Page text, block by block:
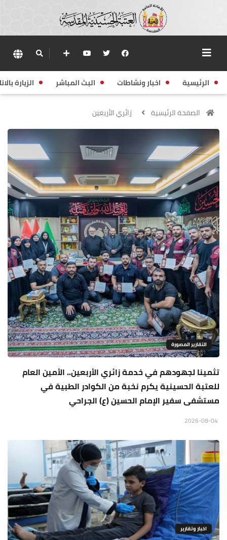
الرئيسية اخبار ونشاطات البث المباشر الزيارة
الصفحة الرئيسية زائري الأربعين
التقارير المصورة
تثمينا لجهودهم في خدمة زائري الأربعين.. الأمين العام
للعتبة الحسينية يكرم نخبة من الكوادر الطبية في
مستشفى سفير الإمام الحسين (ع) الجراحي
اخبار وتقارير